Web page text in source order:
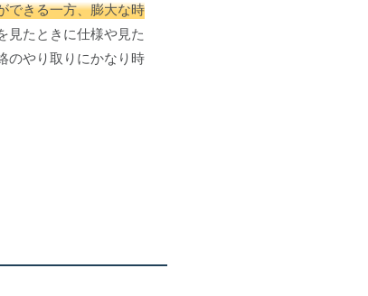
できる一方、膨大な時
見たときに仕様や見た
のやり取りにかなり時